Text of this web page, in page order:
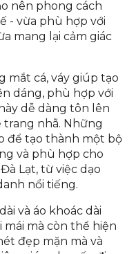
và áo khoác
niên
midi hoặc váy dài
nên phong cách
- vừa phù hợp với
mang lại cảm giác
mắt cá, váy giúp tạo
dáng, phù hợp với
dễ dàng tôn lên
trang nhã. Những
để tạo thành một bộ
và phù hợp cho
Lạt, từ việc dạo
nổi tiếng.